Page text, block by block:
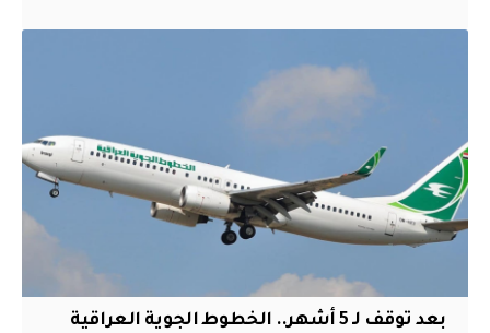
بعد توقف لـ 5 أشهر.. الخطوط الجوية العراقية